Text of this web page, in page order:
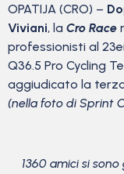
OPATIJA (CRO) –
Viviani, la Cro Race
professionisti al
Q36.5 Pro Cycling
aggiudicato la
(nella foto di Sprint
1360 amici si